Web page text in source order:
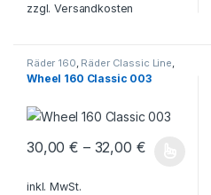
zzgl.Versandkosten
Räder 160 Räder Classic Line
DR!FT Räder
Wheel 160 Classic 003
30,00€ – 32,00 €
inkl. MwSt.